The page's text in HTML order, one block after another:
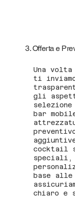
3. Offerta e
Una
ti
gli
bar
cocktail
speciali,
base
chiaro e